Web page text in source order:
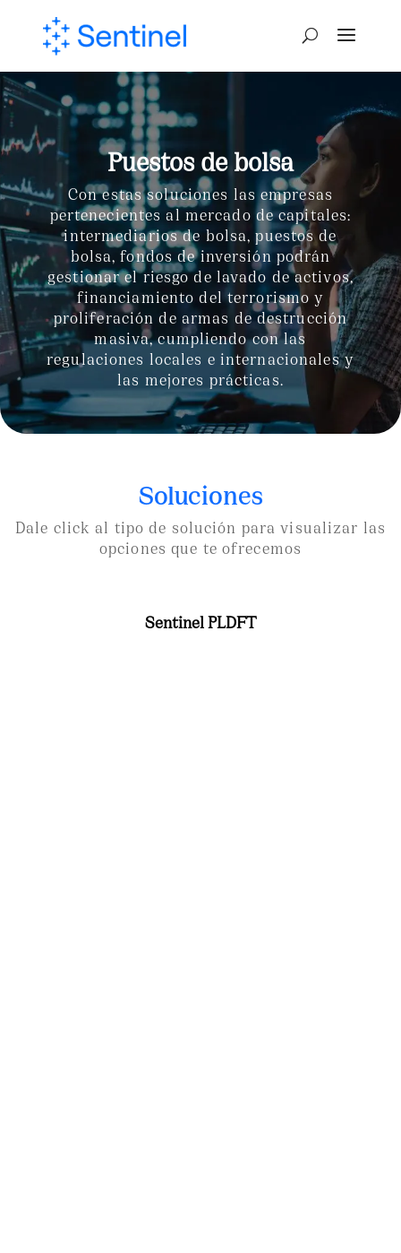
Puestos de bolsa
Con estas soluciones las empresas
pertenecientes al mercado de capitales:
intermediarios de bolsa, puestos de
bolsa, fondos de inversión podrán
gestionar el riesgo de lavado de activos,
financiamiento del terrorismo y
proliferación de armas de destrucción
masiva, cumpliendo con las
regulaciones locales e internacionales y
las mejores prácticas.
Soluciones
Dale click al tipo de solución para visualizar las
opciones que te ofrecemos
Sentinel PLDFT